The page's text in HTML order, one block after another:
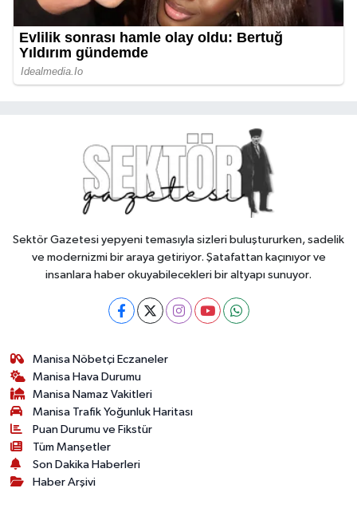
Sektör Gazetesi yepyeni temasıyla sizleri buluştururken, sadelik
ve modernizmi bir araya getiriyor. Şatafattan kaçınıyor ve
insanlara haber okuyabilecekleri bir altyapı sunuyor.
Manisa Nöbetçi Eczaneler
Manisa Hava Durumu
Manisa Namaz Vakitleri
Manisa Trafik Yoğunluk Haritası
Puan Durumu ve Fikstür
Tüm Manşetler
Son Dakika Haberleri
Haber Arşivi